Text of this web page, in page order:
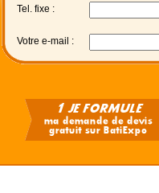
Tel. fixe :
Votre e-mail :